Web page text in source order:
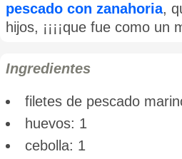
pescado con zanahoria,
hijos, ¡¡¡¡que fue como un
Ingredientes
filetes de pescado
huevos: 1
cebolla: 1